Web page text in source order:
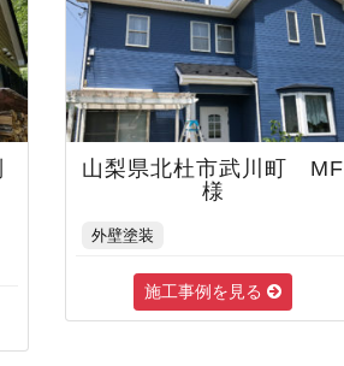
山梨県北杜市武川町 MF
様
外壁塗装
施工事例を見る